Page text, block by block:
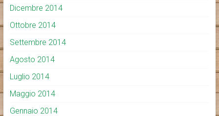
Dicembre 2014
Ottobre 2014
Settembre 2014
Agosto 2014
Luglio 2014
Maggio 2014
Gennaio 2014